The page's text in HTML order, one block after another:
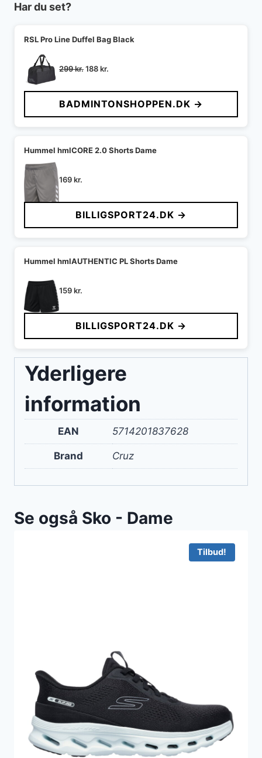
Har du set?
RSL Pro Line Duffel Bag Black
299kr.Den
pris
var:
299 kr..
188kr.
pris
er:
188 kr..
BADMINTONSHOPPEN.DK →
Hummel hmlCORE 2.0 Shorts Dame
169kr.
BILLIGSPORT24.DK →
Hummel hmlAUTHENTIC PL Shorts Dame
159kr.
BILLIGSPORT24.DK →
Yderligere
information
EAN 5714201837628
Brand Cruz
Se også Sko - Dame
Tilbud!